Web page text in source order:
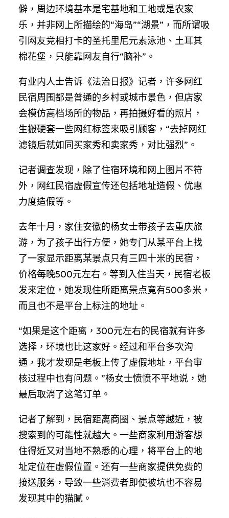
僻，周边环境基本是宅基地和工地或是农家
乐，并非网上所描绘的“海岛”“湖景”，而所谓吸
引网友竞相打卡的圣托里尼元素泳池、土耳其
棉花堡，只能靠网友自行“脑补”。
有业内人士告诉《法治日报》记者，许多网红
民宿周围都是普通的乡村或城市景色，但店家
会模仿高档场所的物品，再拍摄好看的照片，
生搬硬套一些网红标签来吸引顾客，“去掉网红
滤镜后就如同买家秀和卖家秀，对比强烈”。
记者调查发现，除了住宿环境和网上图片不符
外，网红民宿虚假宣传还包括地址造假、优惠
力度造假等。
去年十月，家住安徽的杨女士带孩子去重庆旅
游，为了孩子出行方便，她专门从某平台上找
了一家显示距离某景点只有三四十米的民宿，
价格每晚500元左右。等到入住当天，民宿老板
发来定位，她发现住所距离景点竟有500多米，
而且也不是平台上标注的地址。
“如果是这个距离，300元左右的民宿就有许多
选择，环境也比这家好。经过和平台多次沟
通，我才发现是老板上传了虚假地址，平台审
核过程中也有问题。”杨女士愤愤不平地说，她
最后取消了这笔订单。
记者了解到，民宿距离商圈、景点等越近，被
搜索到的可能性就越大。一些商家利用游客想
住得近又对当地不熟悉的心理，将平台上的地
址定位在虚假位置。还有一些商家提供免费的
接送服务，导致一些消费者即使被坑也不容易
发现其中的猫腻。